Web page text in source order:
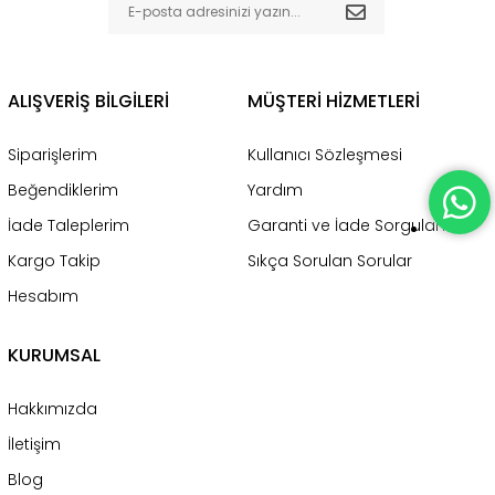
ALIŞVERİŞ BİLGİLERİ
Siparişlerim
Beğendiklerim
İade Taleplerim
Kargo Takip
Hesabım
MÜŞTERİ HİZMETLERİ
Kullanıcı Sözleşmesi
Yardım
Garanti ve İade Sorgulama
Sıkça Sorulan Sorular
KURUMSAL
Hakkımızda
İletişim
Blog